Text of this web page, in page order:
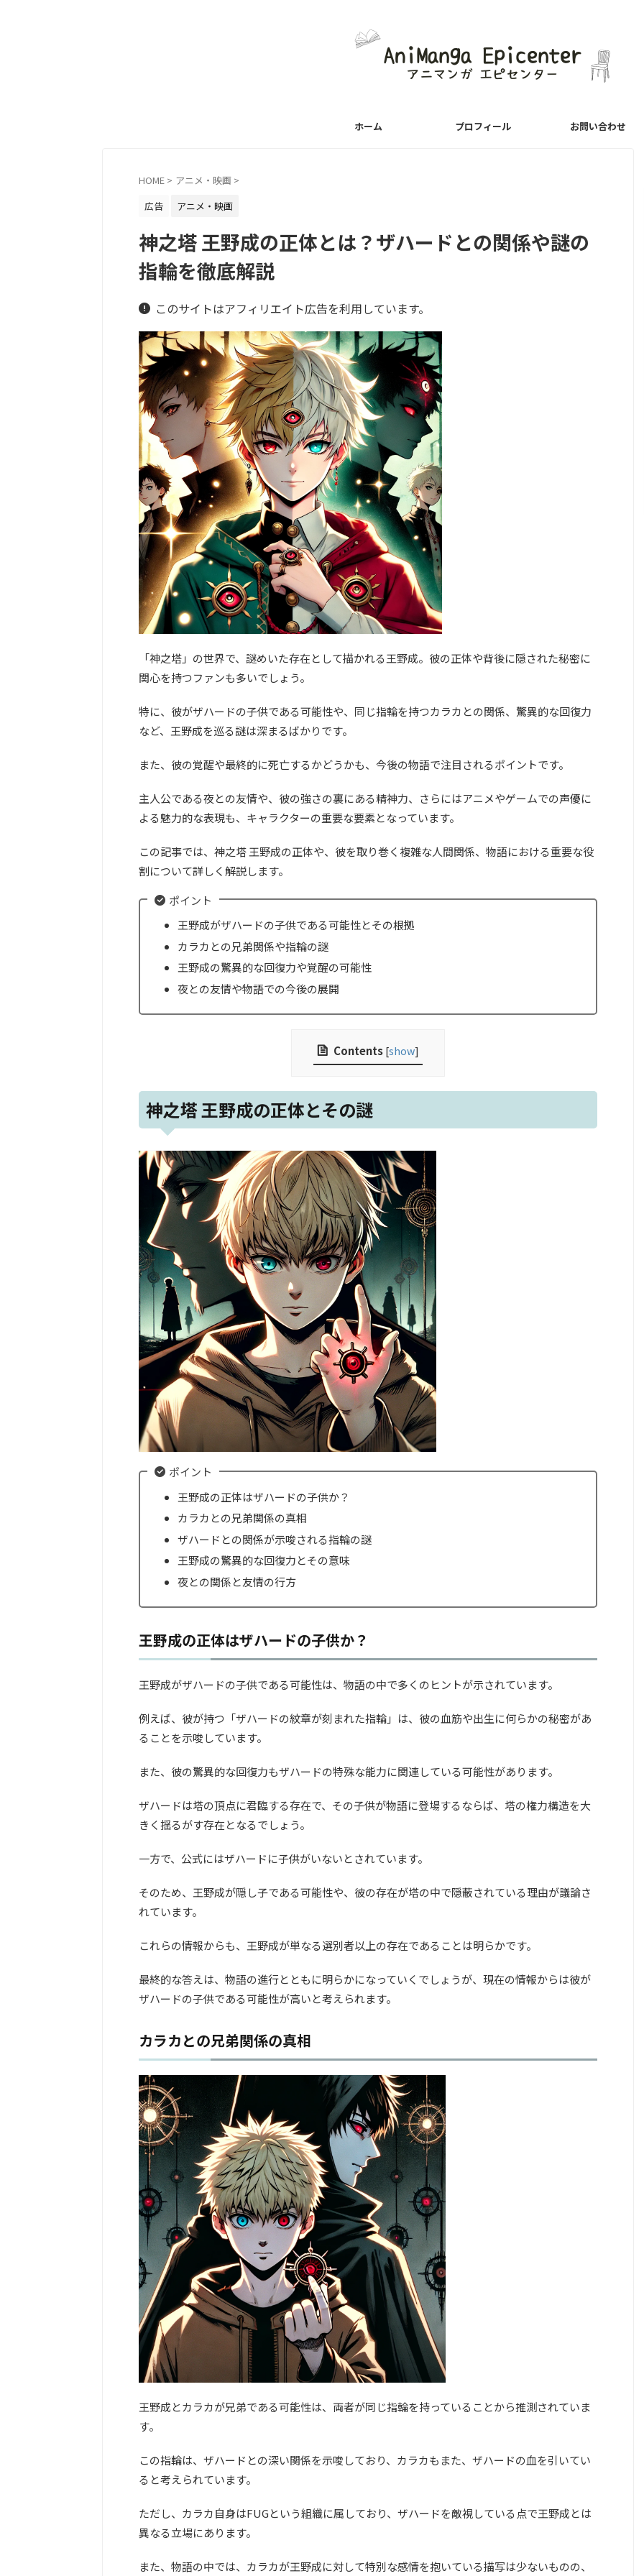
ホーム プロフィール お問い合わせ
HOME > アニメ・映画 >
広告
アニメ・映画
神之塔 王野成の正体とは？ザハードとの関係や謎の
指輪を徹底解説
このサイトはアフィリエイト広告を利用しています。
「神之塔」の世界で、謎めいた存在として描かれる王野成。彼の正体や背後に隠された秘密に
関心を持つファンも多いでしょう。
特に、彼がザハードの子供である可能性や、同じ指輪を持つカラカとの関係、驚異的な回復力
など、王野成を巡る謎は深まるばかりです。
また、彼の覚醒や最終的に死亡するかどうかも、今後の物語で注目されるポイントです。
主人公である夜との友情や、彼の強さの裏にある精神力、さらにはアニメやゲームでの声優に
よる魅力的な表現も、キャラクターの重要な要素となっています。
この記事では、神之塔 王野成の正体や、彼を取り巻く複雑な人間関係、物語における重要な役
割について詳しく解説します。
ポイント
王野成がザハードの子供である可能性とその根拠
カラカとの兄弟関係や指輪の謎
王野成の驚異的な回復力や覚醒の可能性
夜との友情や物語での今後の展開
Contents[show]
神之塔 王野成の正体とその謎
ポイント
王野成の正体はザハードの子供か？
カラカとの兄弟関係の真相
ザハードとの関係が示唆される指輪の謎
王野成の驚異的な回復力とその意味
夜との関係と友情の行方
王野成の正体はザハードの子供か？
王野成がザハードの子供である可能性は、物語の中で多くのヒントが示されています。
例えば、彼が持つ「ザハードの紋章が刻まれた指輪」は、彼の血筋や出生に何らかの秘密があ
ることを示唆しています。
また、彼の驚異的な回復力もザハードの特殊な能力に関連している可能性があります。
ザハードは塔の頂点に君臨する存在で、その子供が物語に登場するならば、塔の権力構造を大
きく揺るがす存在となるでしょう。
一方で、公式にはザハードに子供がいないとされています。
そのため、王野成が隠し子である可能性や、彼の存在が塔の中で隠蔽されている理由が議論さ
れています。
これらの情報からも、王野成が単なる選別者以上の存在であることは明らかです。
最終的な答えは、物語の進行とともに明らかになっていくでしょうが、現在の情報からは彼が
ザハードの子供である可能性が高いと考えられます。
カラカとの兄弟関係の真相
王野成とカラカが兄弟である可能性は、両者が同じ指輪を持っていることから推測されていま
す。
この指輪は、ザハードとの深い関係を示唆しており、カラカもまた、ザハードの血を引いてい
ると考えられています。
ただし、カラカ自身はFUGという組織に属しており、ザハードを敵視している点で王野成とは
異なる立場にあります。
また、物語の中では、カラカが王野成に対して特別な感情を抱いている描写は少ないものの、